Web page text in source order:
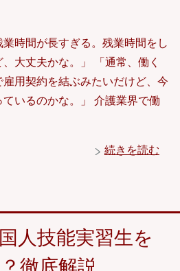
業時間が長すぎる。残業時間をし
大丈夫かな。」 「通常、働く
用契約を結ぶみたいだけど、今
いるのかな。」 介護業界で働
続きを読む
人技能実習生を
徹底解説